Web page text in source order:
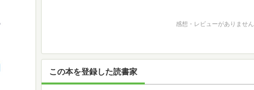
感想・レビューがありません
この本を登録した読書家